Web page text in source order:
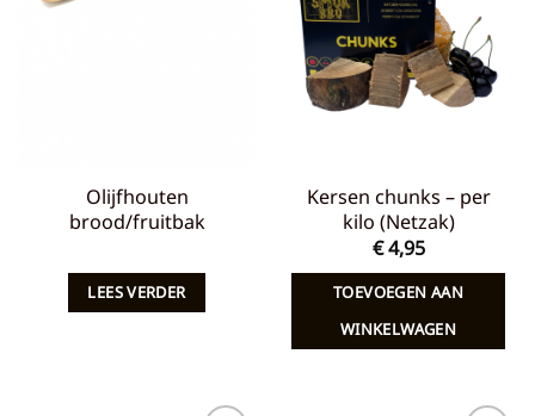
Olijfhouten
brood/fruitbak
LEES VERDER
verlanglijst
Kersen chunks – per
kilo (Netzak)
€4,95
TOEVOEGEN AAN
WINKELWAGEN